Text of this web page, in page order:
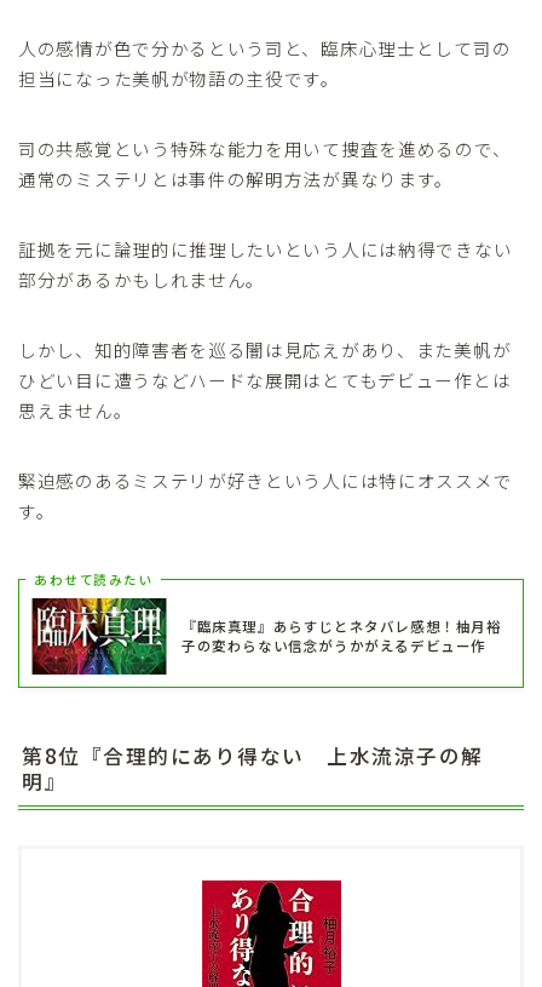
人の感情が色で分かるという司と、臨床心理士として司の
担当になった美帆が物語の主役です。
司の共感覚という特殊な能力を用いて捜査を進めるので、
通常のミステリとは事件の解明方法が異なります。
証拠を元に論理的に推理したいという人には納得できない
部分があるかもしれません。
しかし、知的障害者を巡る闇は見応えがあり、また美帆が
ひどい目に遭うなどハードな展開はとてもデビュー作とは
思えません。
緊迫感のあるミステリが好きという人には特にオススメで
す。
あわせて読みたい
『臨床真理』あらすじとネタバレ感想！柚月裕
子の変わらない信念がうかがえるデビュー作
第8位『合理的にあり得ない 上水流涼子の解
明』